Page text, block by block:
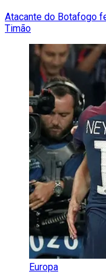
Atacante do Botafogo
Timão
Europa